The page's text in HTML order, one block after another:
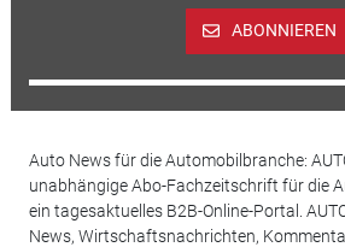
ABONNIEREN
Auto News für die Automobilbranche:
unabhängige Abo-Fachzeitschrift für die
ein tagesaktuelles B2B-Online-Portal.
News, Wirtschaftsnachrichten,